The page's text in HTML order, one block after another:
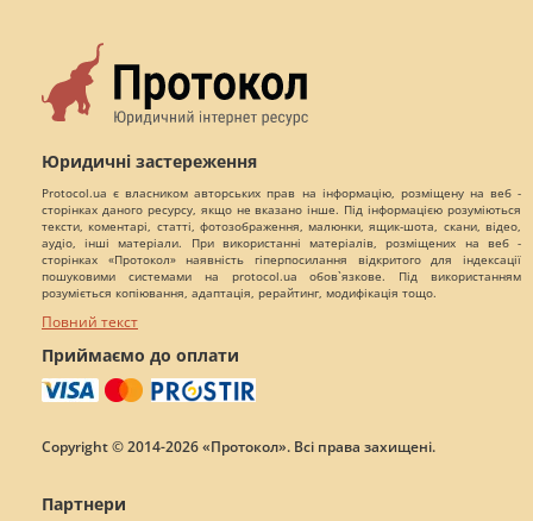
Юридичні застереження
Protocol.ua є власником авторських прав на інформацію, розміщену на веб -
сторінках даного ресурсу, якщо не вказано інше. Під інформацією розуміються
тексти, коментарі, статті, фотозображення, малюнки, ящик-шота, скани, відео,
аудіо, інші матеріали. При використанні матеріалів, розміщених на веб -
сторінках «Протокол» наявність гіперпосилання відкритого для індексації
пошуковими системами на protocol.ua обов`язкове. Під використанням
розуміється копіювання, адаптація, рерайтинг, модифікація тощо.
Повний текст
Приймаємо до оплати
Copyright © 2014-2026 «Протокол». Всі права захищені.
Партнери